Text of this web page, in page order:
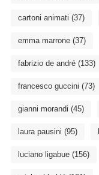
cartoni animati (37)
emma marrone(37)
fabrizio de andré(133)
francesco guccini (73)
gianni morandi (45)
laura pausini (95)
luciano ligabue(156)